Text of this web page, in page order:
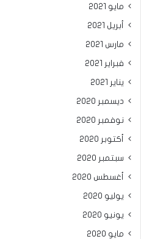
مايو 2021
أبريل 2021
مارس 2021
فبراير 2021
يناير 2021
ديسمبر 2020
نوفمبر 2020
أكتوبر 2020
سبتمبر 2020
أغسطس 2020
يوليو 2020
يونيو 2020
مايو 2020